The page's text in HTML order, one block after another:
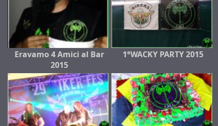
Eravamo 4 Amici al Bar
2015
1°WACKY PARTY 2015